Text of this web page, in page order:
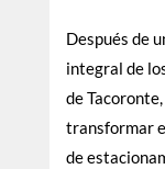
Después de
integral de
de
transformar
de